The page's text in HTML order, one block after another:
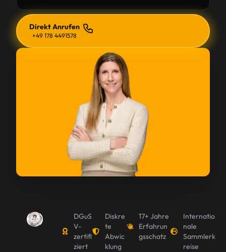
Direkt Anrufen
+49 178 4491578
DGuS
V-
zertifi
ziert
Diskre
te
Abwic
klung
17+ Jahre
Erfahrun
gsschatz
Internatio
nale
Sammlerk
reise